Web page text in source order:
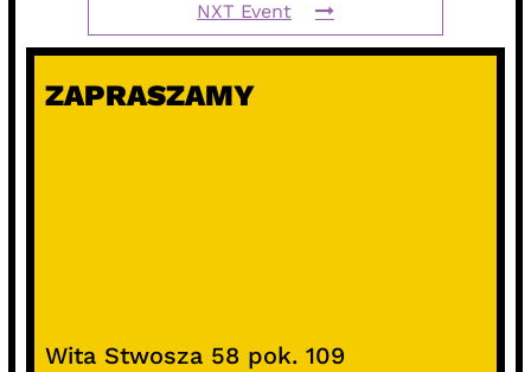
NXT Event
ZAPRASZAMY
Wita Stwosza 58 pok. 109